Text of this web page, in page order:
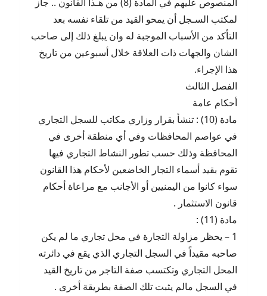
لمكتب السـجل أن يمحو القيد من تلقاء نفسه بعد
التأكد من الأسباب الموجبة له وان يبلغ ذلك إلى صاحب
الشان والجهات ذات العلاقة خلال أسبوعين من تاريخ
هذا الإجراء.
الفصل الثالث
أحكام عامة
مادة (10) : تنشأ بقرار وزاري مكاتب للسجل التجاري
في عواصم المحافظات وفي أي منطقة أخرى في
المحافظة وذلك حسب تطور النشاط التجاري فيها
تقوم بقيد أسماء التجار الخاضعين لأحكام هذا القانون
سواء كانوا من اليمنيين أو الأجانب مع مراعاة أحكام
قانون الاستثمار .
مادة (11) :
1 – يحظر مزاولة التجارة في محل تجاري ما لم يكن
صاحبه مقيداً في السجل التجاري الذي يقع في دائرته
المحل التجاري وتكتسب صفة التاجر من تاريخ القيد
في السجل مالم يثبت تلك الصفة بطريقة أخرى .